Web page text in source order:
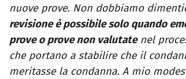
nuove prove. Non dobbiamo
revisione è possibile solo quando
prove o prove non valutatenel
che portano a stabilire che il
meritasse la condanna. A mio